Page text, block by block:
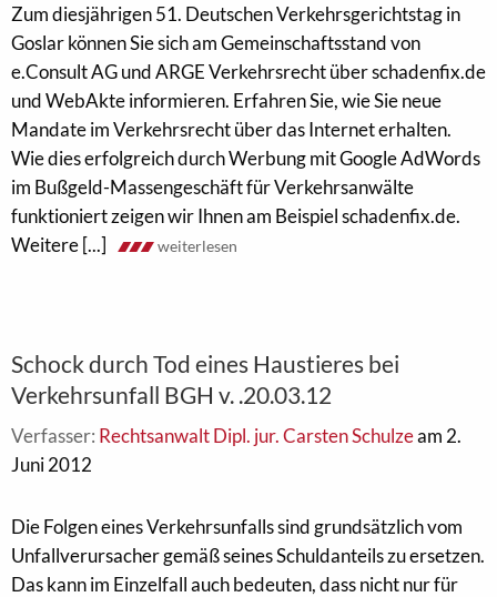
Zum diesjährigen 51. Deutschen Verkehrsgerichtstag in
Goslar können Sie sich am Gemeinschaftsstand von
e.Consult AG und ARGE Verkehrsrecht über schadenfix.de
und WebAkte informieren. Erfahren Sie, wie Sie neue
Mandate im Verkehrsrecht über das Internet erhalten.
Wie dies erfolgreich durch Werbung mit Google AdWords
im Bußgeld-Massengeschäft für Verkehrsanwälte
funktioniert zeigen wir Ihnen am Beispiel schadenfix.de.
Weitere [...]
weiterlesen
Schock durch Tod eines Haustieres bei
Verkehrsunfall BGH v. .20.03.12
Verfasser: Rechtsanwalt Dipl. jur. Carsten Schulzeam 2.
Juni 2012
Die Folgen eines Verkehrsunfalls sind grundsätzlich vom
Unfallverursacher gemäß seines Schuldanteils zu ersetzen.
Das kann im Einzelfall auch bedeuten, dass nicht nur für